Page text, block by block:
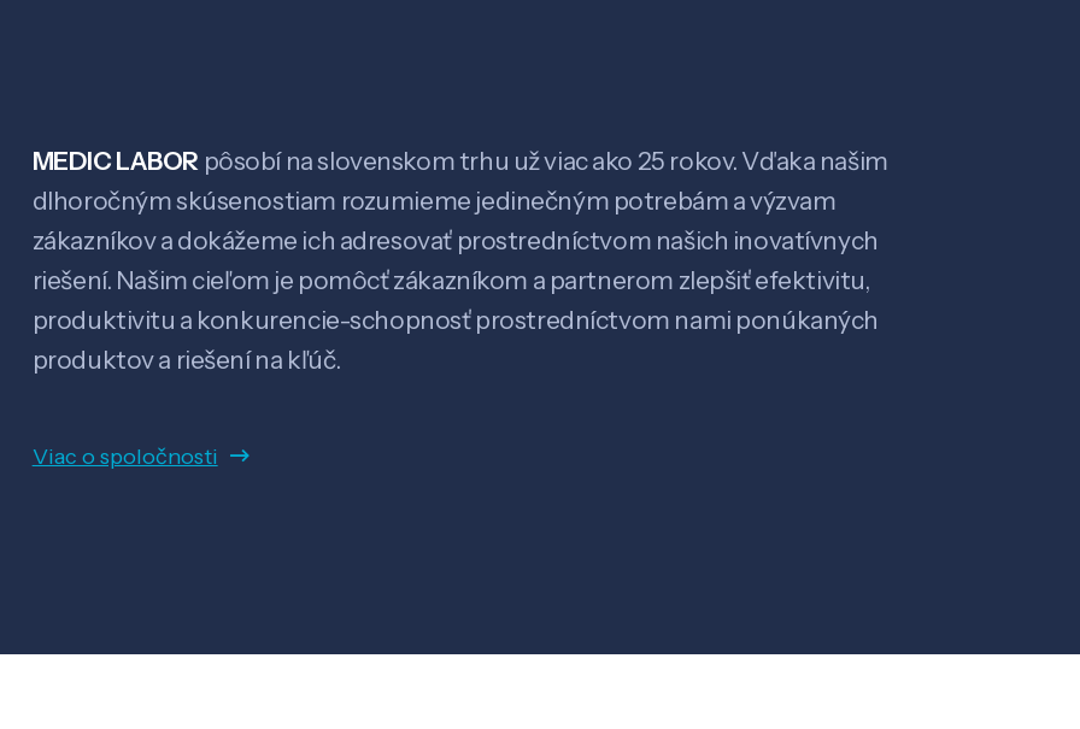
MEDIC LABOR pôsobí na slovenskom trhu už viac ako 25 rokov. Vďaka našim
dlhoročným skúsenostiam rozumieme jedinečným potrebám a výzvam
zákazníkov a dokážeme ich adresovať prostredníctvom našich inovatívnych
riešení. Našim cieľom je pomôcť zákazníkom a partnerom zlepšiť efektivitu,
produktivitu a konkurencie-schopnosť prostredníctvom nami ponúkaných
produktov a riešení na kľúč.
Viac o spoločnosti